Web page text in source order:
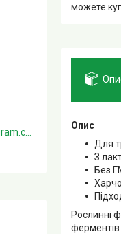
можете
Опис
Для
З
Без
Рослинні
ферментів
https://www.instagram.com/remedium_ua/